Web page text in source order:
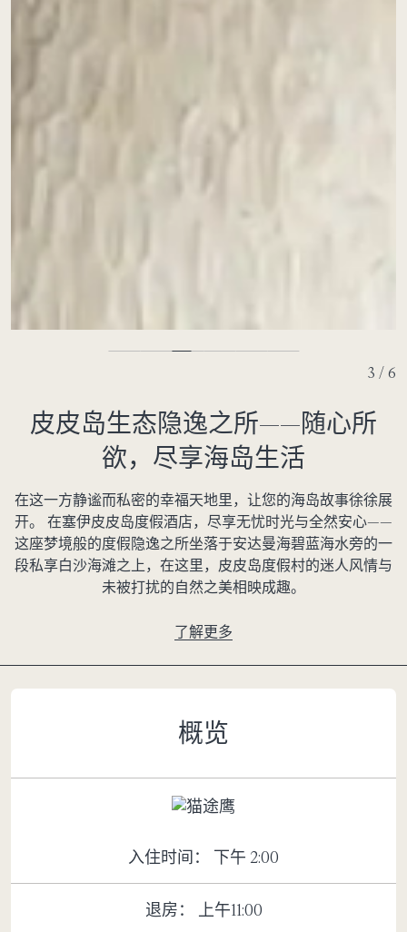
3 / 6
皮皮岛生态隐逸之所——随心所
欲，尽享海岛生活
在这一方静谧而私密的幸福天地里，让您的海岛故事徐徐展
开。 在塞伊皮皮岛度假酒店，尽享无忧时光与全然安心——
这座梦境般的度假隐逸之所坐落于安达曼海碧蓝海水旁的一
段私享白沙海滩之上，在这里，皮皮岛度假村的迷人风情与
未被打扰的自然之美相映成趣。
了解更多
概览
入住时间： 下午 2:00
退房： 上午11:00